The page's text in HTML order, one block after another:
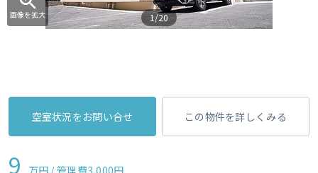
画像を拡大 1/20
空室状況をお問い合せ この物件を詳しくみる
9 万円 / 管理費3,000円